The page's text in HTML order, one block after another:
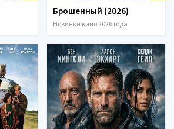
Брошенный (2026)
Новинки кино 2026 года